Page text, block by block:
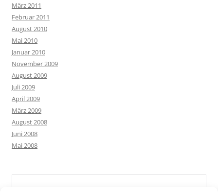
März 2011
Februar 2011
August 2010
Mai 2010
Januar 2010
November 2009
August 2009
Juli 2009
April 2009
März 2009
August 2008
Juni 2008
Mai 2008